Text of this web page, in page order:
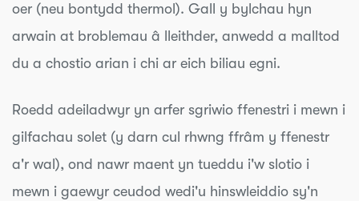
oer (neu bontydd thermol). Gall y bylchau hyn
arwain at broblemau â lleithder, anwedd a malltod
du a chostio arian i chi ar eich biliau egni.
Roedd adeiladwyr yn arfer sgriwio ffenestri i mewn i
gilfachau solet (y darn cul rhwng ffrâm y ffenestr
a'r wal), ond nawr maent yn tueddu i'w slotio i
mewn i gaewyr ceudod wedi'u hinswleiddio sy'n